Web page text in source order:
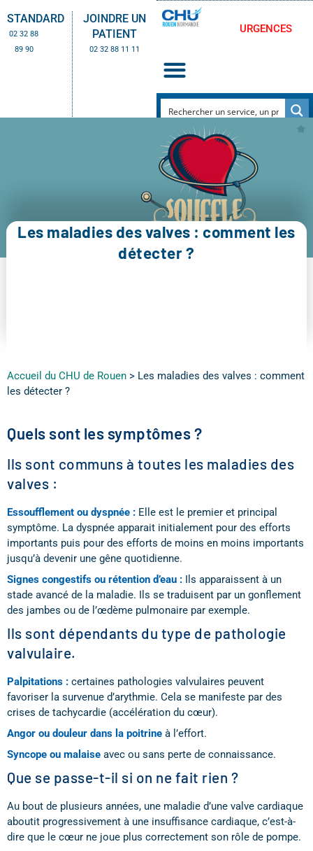
STANDARD
02 32 88
89 90
JOINDRE UN
PATIENT
02 32 88 11 11
URGENCES
Les maladies des valves : comment les
détecter ?
Accueil du CHU de Rouen > Les maladies des valves : comment
les détecter ?
Quels sont les symptômes ?
Ils sont communs à toutes les maladies des
valves :
Essoufflement ou dyspnée : Elle est le premier et principal
symptôme. La dyspnée apparait initialement pour des efforts
importants puis pour des efforts de moins en moins importants
jusqu’à devenir une gêne quotidienne.
Signes congestifs ou rétention d’eau : Ils apparaissent à un
stade avancé de la maladie. Ils se traduisent par un gonflement
des jambes ou de l’œdème pulmonaire par exemple.
Ils sont dépendants du type de pathologie
valvulaire.
Palpitations : certaines pathologies valvulaires peuvent
favoriser la survenue d’arythmie. Cela se manifeste par des
crises de tachycardie (accélération du cœur).
Angor ou douleur dans la poitrine à l’effort.
Syncope ou malaise avec ou sans perte de connaissance.
Que se passe-t-il si on ne fait rien ?
Au bout de plusieurs années, une maladie d’une valve cardiaque
aboutit progressivement à une insuffisance cardiaque, c’est-à-
dire que le cœur ne joue plus correctement son rôle de pompe.